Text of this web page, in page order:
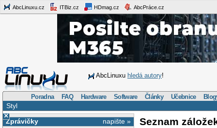
AbcLinuxu.cz ITBiz.cz HDmag.cz AbcPráce.cz
AbcLinuxu hledá autory!
Poradna FAQ Hardware Software Články Učebnice
Styl
×
napište »
Zprávičky
Seznam